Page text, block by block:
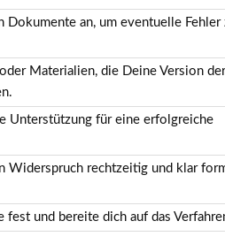
Dokumente an, um eventuelle Fehler
Materialien, die Deine Version der
Unterstützung für eine erfolgreiche
Widerspruch rechtzeitig und klar
fest und bereite dich auf das